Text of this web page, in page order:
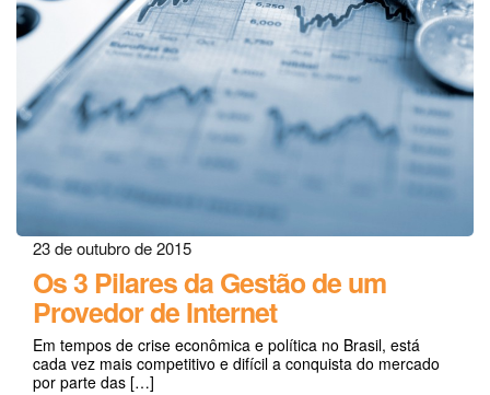
23 de outubro de 2015
Os 3 Pilares da Gestão de um
Provedor de Internet
Em tempos de crise econômica e política no Brasil, está
cada vez mais competitivo e difícil a conquista do mercado
por parte das […]